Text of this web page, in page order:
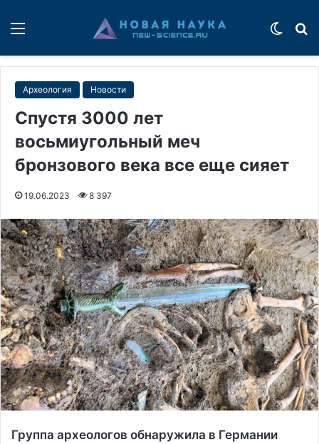
Археология Новости
Спустя 3000 лет
восьмиугольный меч
бронзового века все еще сияет
19.06.2023 8 397
Группа археологов обнаружила в Германии